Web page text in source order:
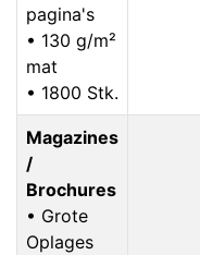
pagina's
• 130 g/m²
mat
• 1800 Stk.
Magazines
/
Brochures
• Grote
Oplages